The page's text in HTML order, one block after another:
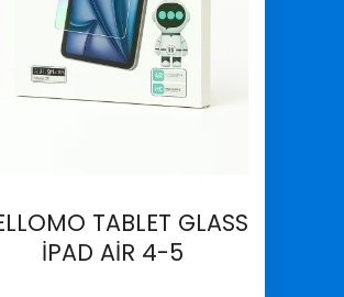
TABLET GLASS
İPAD AİR 4-5